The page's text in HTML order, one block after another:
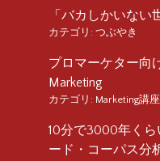
「バカしかいない
カテゴリ: つぶやき
プロマーケター向
Marketing
カテゴリ: Marketing講座
10分で3000年く
ード・コーパス